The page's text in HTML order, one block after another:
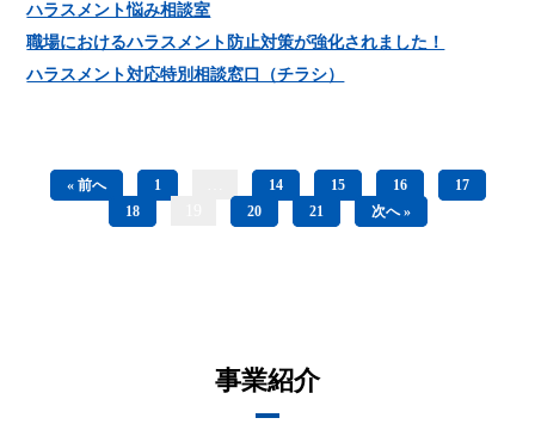
ハラスメント悩み相談室
職場におけるハラスメント防止対策が強化されました！
ハラスメント対応特別相談窓口（チラシ）
« 前へ 1 14 15 16
17
18
20 21 次へ »
事業紹介